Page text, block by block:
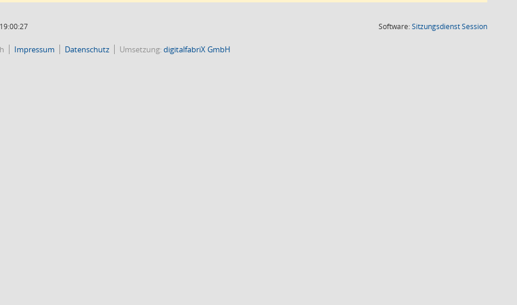
Software:SitzungsdienstSession(Wird in
Impressum Datenschutz Umsetzung:digitalfabriX GmbH